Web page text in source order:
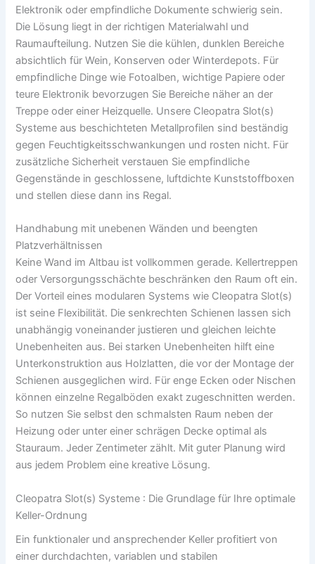
Elektronik oder empfindliche Dokumente schwierig sein.
Die Lösung liegt in der richtigen Materialwahl und
Raumaufteilung. Nutzen Sie die kühlen, dunklen Bereiche
absichtlich für Wein, Konserven oder Winterdepots. Für
empfindliche Dinge wie Fotoalben, wichtige Papiere oder
teure Elektronik bevorzugen Sie Bereiche näher an der
Treppe oder einer Heizquelle. Unsere Cleopatra Slot(s)
Systeme aus beschichteten Metallprofilen sind beständig
gegen Feuchtigkeitsschwankungen und rosten nicht. Für
zusätzliche Sicherheit verstauen Sie empfindliche
Gegenstände in geschlossene, luftdichte Kunststoffboxen
und stellen diese dann ins Regal.
Handhabung mit unebenen Wänden und beengten
Platzverhältnissen
Keine Wand im Altbau ist vollkommen gerade. Kellertreppen
oder Versorgungsschächte beschränken den Raum oft ein.
Der Vorteil eines modularen Systems wie Cleopatra Slot(s)
ist seine Flexibilität. Die senkrechten Schienen lassen sich
unabhängig voneinander justieren und gleichen leichte
Unebenheiten aus. Bei starken Unebenheiten hilft eine
Unterkonstruktion aus Holzlatten, die vor der Montage der
Schienen ausgeglichen wird. Für enge Ecken oder Nischen
können einzelne Regalböden exakt zugeschnitten werden.
So nutzen Sie selbst den schmalsten Raum neben der
Heizung oder unter einer schrägen Decke optimal als
Stauraum. Jeder Zentimeter zählt. Mit guter Planung wird
aus jedem Problem eine kreative Lösung.
Cleopatra Slot(s) Systeme : Die Grundlage für Ihre optimale
Keller-Ordnung
Ein funktionaler und ansprechender Keller profitiert von
einer durchdachten, variablen und stabilen